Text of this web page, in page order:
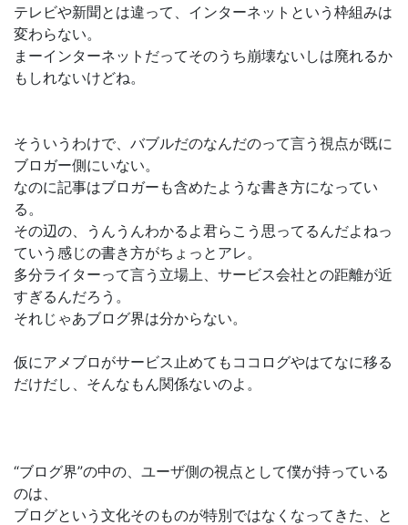
テレビや新聞とは違って、インターネットという枠組みは
変わらない。
まーインターネットだってそのうち崩壊ないしは廃れるか
もしれないけどね。
そういうわけで、バブルだのなんだのって言う視点が既に
ブロガー側にいない。
なのに記事はブロガーも含めたような書き方になってい
る。
その辺の、うんうんわかるよ君らこう思ってるんだよねっ
ていう感じの書き方がちょっとアレ。
多分ライターって言う立場上、サービス会社との距離が近
すぎるんだろう。
それじゃあブログ界は分からない。
仮にアメブロがサービス止めてもココログやはてなに移る
だけだし、そんなもん関係ないのよ。
“ブログ界”の中の、ユーザ側の視点として僕が持っている
のは、
ブログという文化そのものが特別ではなくなってきた、と